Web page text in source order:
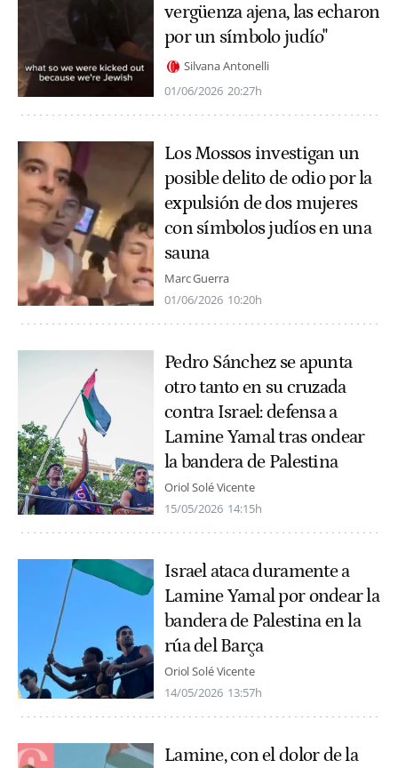
vergüenza ajena, las echaron
por un símbolo judío"
Silvana Antonelli
01/06/2026 20:27h
Los Mossos investigan un
posible delito de odio por la
expulsión de dos mujeres
con símbolos judíos en una
sauna
Marc Guerra
01/06/2026 10:20h
Pedro Sánchez se apunta
otro tanto en su cruzada
contra Israel: defensa a
Lamine Yamal tras ondear
la bandera de Palestina
Oriol Solé Vicente
15/05/2026 14:15h
Israel ataca duramente a
Lamine Yamal por ondear la
bandera de Palestina en la
rúa del Barça
Oriol Solé Vicente
14/05/2026 13:57h
Lamine, con el dolor de la